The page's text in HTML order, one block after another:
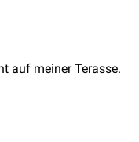
auf meiner Terasse.